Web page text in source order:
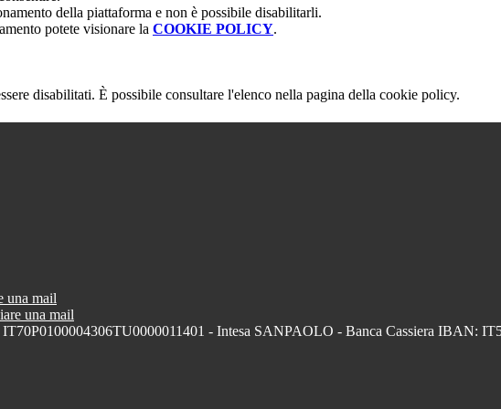
della piattaforma e non è possibile disabilitarli.
potete visionare la COOKIE POLICY.
disabilitati. È possibile consultare l'elenco nella pagina della cookie policy.
una mail
una mail
- Intesa SANPAOLO - Banca Cassiera IBAN: